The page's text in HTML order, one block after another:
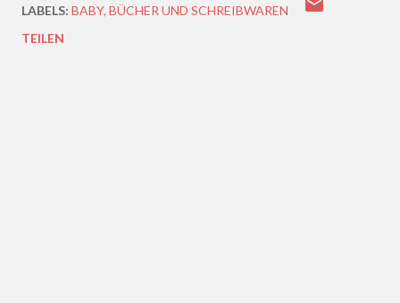
LABELS: BABY BÜCHER UND SCHREIBWAREN
TEILEN